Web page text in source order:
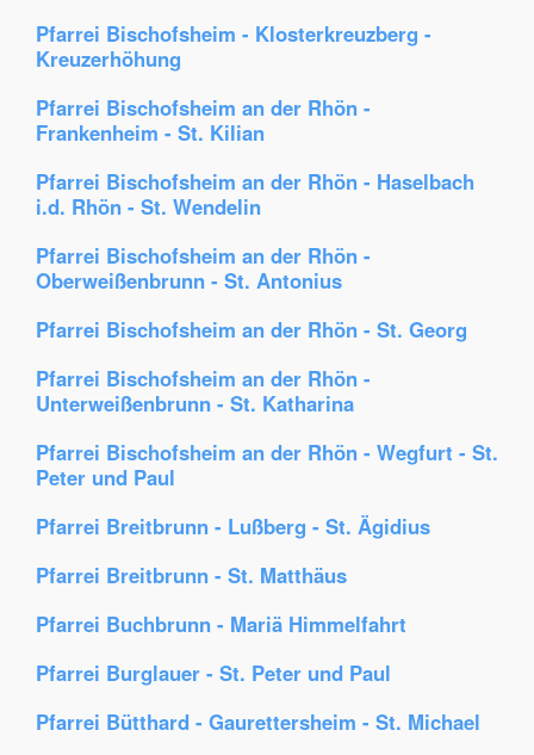
Pfarrei Bischofsheim - Klosterkreuzberg -
Kreuzerhöhung
Pfarrei Bischofsheim an der Rhön -
Frankenheim - St. Kilian
Pfarrei Bischofsheim an der Rhön - Haselbach
i.d. Rhön - St. Wendelin
Pfarrei Bischofsheim an der Rhön -
Oberweißenbrunn - St. Antonius
Pfarrei Bischofsheim an der Rhön - St. Georg
Pfarrei Bischofsheim an der Rhön -
Unterweißenbrunn - St. Katharina
Pfarrei Bischofsheim an der Rhön - Wegfurt - St.
Peter und Paul
Pfarrei Breitbrunn - Lußberg - St. Ägidius
Pfarrei Breitbrunn - St. Matthäus
Pfarrei Buchbrunn - Mariä Himmelfahrt
Pfarrei Burglauer - St. Peter und Paul
Pfarrei Bütthard - Gaurettersheim - St. Michael